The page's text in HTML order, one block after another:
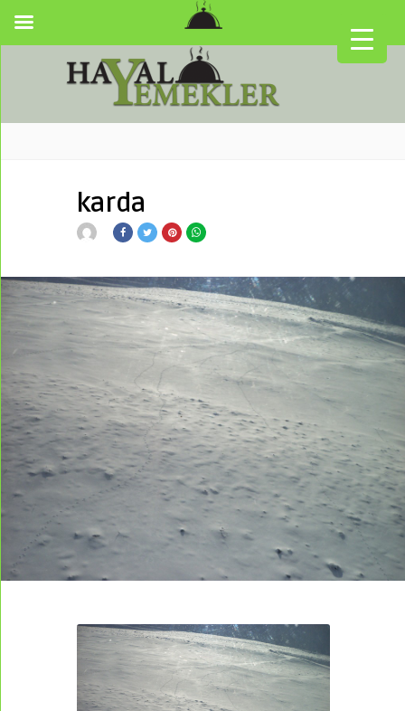
▼
karda